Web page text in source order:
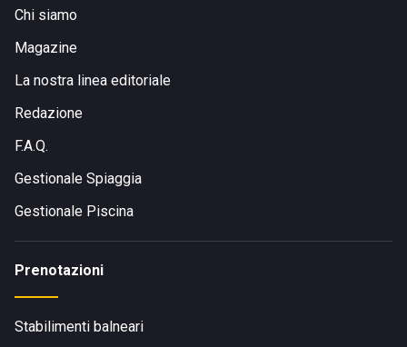
Chi siamo
Magazine
La nostra linea editoriale
Redazione
F.A.Q.
Gestionale Spiaggia
Gestionale Piscina
Prenotazioni
Stabilimenti balneari